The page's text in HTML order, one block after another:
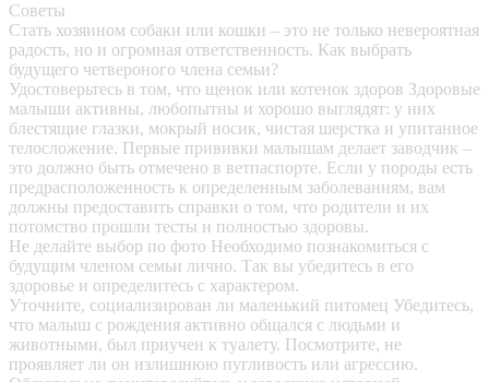
Советы
Стать хозяином собаки или кошки – это не только невероятная
радость, но и огромная ответственность. Как выбрать
будущего четвероного члена семьи?
Удостоверьтесь в том, что щенок или котенок здоров Здоровые
малыши активны, любопытны и хорошо выглядят: у них
блестящие глазки, мокрый носик, чистая шерстка и упитанное
телосложение. Первые прививки малышам делает заводчик –
это должно быть отмечено в ветпаспорте. Если у породы есть
предрасположенность к определенным заболеваниям, вам
должны предоставить справки о том, что родители и их
потомство прошли тесты и полностью здоровы.
Не делайте выбор по фото Необходимо познакомиться с
будущим членом семьи лично. Так вы убедитесь в его
здоровье и определитесь с характером.
Уточните, социализирован ли маленький питомец Убедитесь,
что малыш с рождения активно общался с людьми и
животными, был приучен к туалету. Посмотрите, не
проявляет ли он излишнюю пугливость или агрессию.